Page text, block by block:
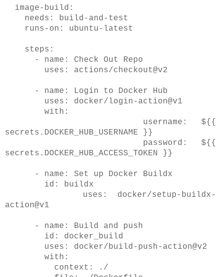
image-build:
needs: build-and-test
runs-on: ubuntu-latest
steps:
- name: Check Out Repo
uses: actions/checkout@v2
- name: Login to Docker Hub
uses: docker/login-action@v1
with:
username: ${{
secrets.DOCKER_HUB_USERNAME }}
password: ${{
secrets.DOCKER_HUB_ACCESS_TOKEN }}
- name: Set up Docker Buildx
id: buildx
uses: docker/setup-buildx-
action@v1
- name: Build and push
id: docker_build
uses: docker/build-push-action@v2
with:
context: ./